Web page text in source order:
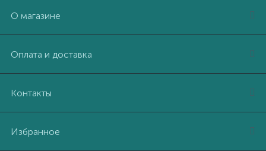
О магазине
Оплата и доставка
Контакты
Избранное